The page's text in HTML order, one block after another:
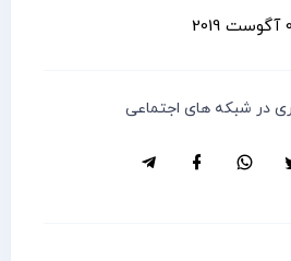
در شبکه های اجتماعی